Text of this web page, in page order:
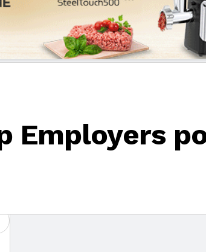
Employers